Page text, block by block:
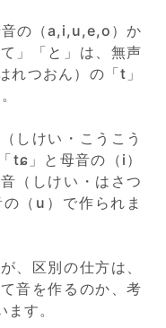
の（a,i,u,e,o）か
」「と」は、無声
れつおん）の「t」
しけい・こうこう
tɕ」と母音の（i）
（しけい・はさつ
（u）で作られま
、区別の仕方は、
音を作るのか、考
す。